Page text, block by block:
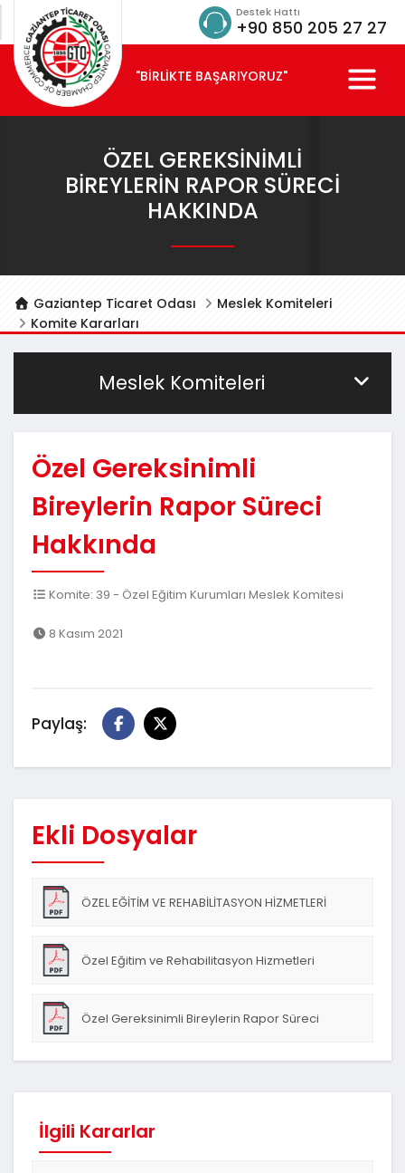
Destek Hattı
+90 850 205 27 27
"BİRLİKTE BAŞARIYORUZ"
ÖZEL GEREKSINIMLI
BIREYLERIN RAPOR SÜRECI
HAKKINDA
Gaziantep Ticaret Odası
Meslek Komiteleri
Komite Kararları
Meslek Komiteleri
Özel Gereksinimli
Bireylerin Rapor Süreci
Hakkında
Komite: 39 - Özel Eğitim Kurumları Meslek Komitesi
8 Kasım 2021
Paylaş:
Ekli Dosyalar
ÖZEL EĞİTİM VE REHABİLİTASYON HİZMETLERİ
Özel Eğitim ve Rehabilitasyon Hizmetleri
Özel Gereksinimli Bireylerin Rapor Süreci
İlgili Kararlar